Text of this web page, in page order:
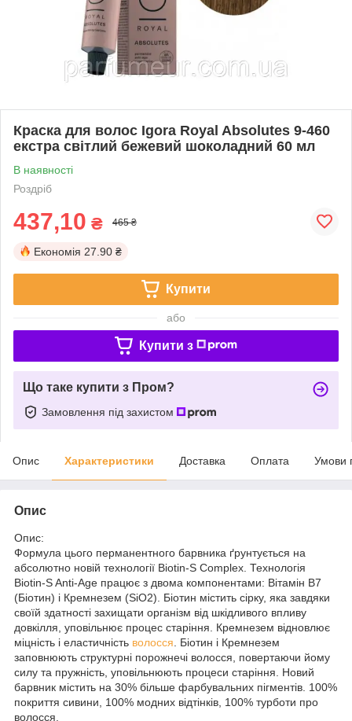
Краска для волос Igora Royal Absolutes 9-460
екстра світлий бежевий шоколадний 60 мл
В наявності
Роздріб
437,10 ₴ 465 ₴
Економія 27.90 ₴
Купити
або
Купити з
Що таке купити з Пром?
Замовлення під захистом
Опис Характеристики Доставка Оплата Умови
Опис
Опис:
Формула цього перманентного барвника ґрунтується на
абсолютно новій технології Biotin-S Complex. Технологія
Biotin-S Anti-Age працює з двома компонентами: Вітамін В7
(Біотин) і Кремнезем (SiO2). Біотин містить сірку, яка завдяки
своїй здатності захищати організм від шкідливого впливу
довкілля, уповільнює процес старіння. Кремнезем відновлює
міцність і еластичність волосся . Біотин і Кремнезем
заповнюють структурні порожнечі волосся, повертаючи йому
силу та пружність, уповільнюють процеси старіння. Новий
барвник містить на 30% більше фарбувальних пігментів. 100%
покриття сивини, 100% модних відтінків, 100% турботи про
волосся.